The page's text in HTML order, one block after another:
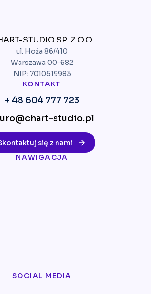
STUDIO SP. Z O.O.
ul. Hoża 86/410
Warszawa 00-682
NIP: 7010519983
KONTAKT
+ 48 604 777 723
studio.pl
się z nami
NAWIGACJA
SOCIAL MEDIA